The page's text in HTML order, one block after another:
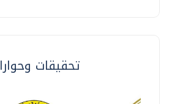
تحقيقات